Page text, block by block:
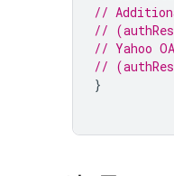
//
//
// Yahoo
//
}